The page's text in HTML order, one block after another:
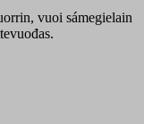
vuoi sámegielain